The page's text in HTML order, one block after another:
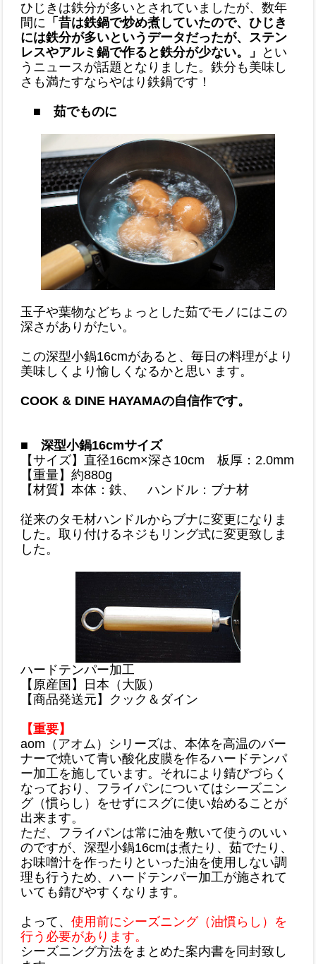
ひじきは鉄分が多いとされていましたが、数年
間に 「昔は鉄鍋で炒め煮していたので、ひじき
には鉄分が多いというデータだったが、ステン
レスやアルミ鍋で作ると鉄分が少ない。」
とい
うニュースが話題となりました。鉄分も美味し
さも満たすならやはり鉄鍋です！
■ 茹でものに
玉子や葉物などちょっとした茹でモノにはこの
深さがありがたい。
この深型小鍋16cmがあると、毎日の料理がより
美味しくより愉しくなるかと思い ます。
COOK & DINE HAYAMAの自信作です。
■ 深型小鍋16cmサイズ
【サイズ】直径16cm×深さ10cm 板厚：2.0mm
【重量】約880g
【材質】本体：鉄、 ハンドル：ブナ材
従来のタモ材ハンドルからブナに変更になりま
した。取り付けるネジもリング式に変更致しま
した。
ハードテンパー加工
【原産国】日本（大阪）
【商品発送元】クック＆ダイン
【重要】
aom（アオム）シリーズは、本体を高温のバー
ナーで焼いて青い酸化皮膜を作るハードテンパ
ー加工を施しています。それにより 錆びづらく
なっており、フライパンについてはシーズニン
グ（慣らし）をせずにスグに使い始めることが
出来ます。
ただ、フライパンは常に油を敷いて使うのいい
のですが、深型小鍋16cmは煮たり、茹でたり、
お味噌汁を作ったりといった油を使用しない調
理も行うため、ハードテンパー加工が施されて
いても錆びやすくなります。
よって、 使用前にシーズニング（油慣らし）を
行う必要があります。
シーズニング方法をまとめた案内書を同封致し